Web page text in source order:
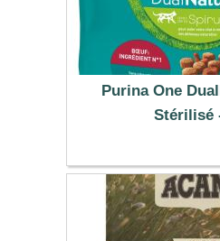
Purina One
Stérilisé
7.99